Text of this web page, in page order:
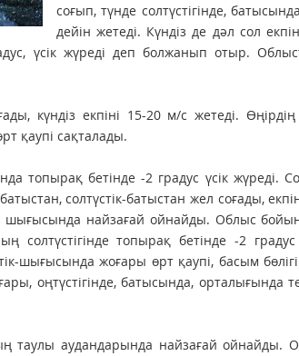
соғып, түнде солтүстігінде,
дейін жетеді. Күндіз де дәл сол
үсік жүреді деп болжанып отыр.
күндіз екпіні 15-20 м/с жетеді. Өңірдің
қаупі сақталады.
топырақ бетінде -2 градус үсік жүреді.
солтүстік-батыстан жел соғады,
шығысында найзағай ойнайды. Облыс
солтүстігінде топырақ бетінде -2
шығысында жоғары өрт қаупі, басым
оңтүстігінде, батысында, орталығында
таулы аудандарында найзағай ойнайды.